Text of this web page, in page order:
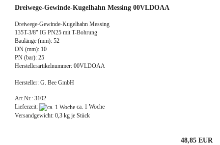
Dreiwege-Gewinde-Kugelhahn Messing 00VLDOAA
Dreiwege-Gewinde-Kugelhahn Messing
135T-3/8" IG PN25 mit T-Bohrung
Baulänge (mm): 52
DN (mm): 10
PN (bar): 25
Herstellerartikelnummer: 00VLDOAA
Hersteller: G. Bee GmbH
Art.Nr.: 3102
Lieferzeit:
ca. 1 Woche
Versandgewicht: 0,3 kg je Stück
48,85 EUR